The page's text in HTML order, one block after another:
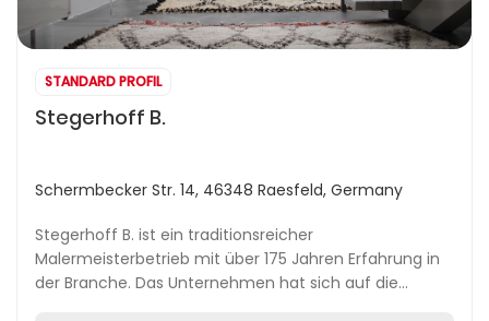
STANDARD PROFIL
Stegerhoff B.
Schermbecker Str. 14, 46348 Raesfeld, Germany
Stegerhoff B. ist ein traditionsreicher
Malermeisterbetrieb mit über 175 Jahren Erfahrung in
der Branche. Das Unternehmen hat sich auf die